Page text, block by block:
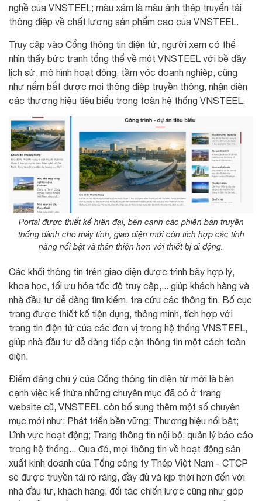
nghề của VNSTEEL; màu xám là màu ánh thép truyển tải
thông điệp về chất lượng sản phẩm cao của VNSTEEL.
Truy cập vào Cổng thông tin điện tử, người xem có thể
nhìn thấy bức tranh tổng thể về một VNSTEEL với bề dầy
lịch sử, mô hình hoạt động, tầm vóc doanh nghiệp, cũng
như nắm bắt được mọi thông điệp truyền thông, nhận diện
các thương hiệu tiêu biểu trong toàn hệ thống VNSTEEL.
Portal được thiết kế hiện đại, bên cạnh các phiên bản truyền
thống dành cho máy tính, giao diện mới còn tích hợp các tính
năng nổi bật và thân thiện hơn với thiết bị di động.
Các khối thông tin trên giao diện được trình bày hợp lý,
khoa học, tối ưu hóa tốc độ truy cập,... giúp khách hàng và
nhà đầu tư dễ dàng tìm kiếm, tra cứu các thông tin. Bố cục
trang được thiết kế tiện dụng, thông minh, tích hợp với
trang tin điện tử của các đơn vị trong hệ thống VNSTEEL,
giúp nhà đầu tư dễ dàng tiếp cận thông tin một cách toàn
diện.
Điểm đáng chú ý của Cổng thông tin điện tử mới là bên
cạnh việc kế thừa những chuyên mục đã có ở trang
website cũ, VNSTEEL còn bổ sung thêm một số chuyên
mục mới như: Phát triển bền vững; Thương hiệu nổi bật;
Lĩnh vực hoạt động; Trang thông tin nội bộ; quản lý báo cáo
trong hệ thống... Qua đó, mọi thông tin về hoạt động sản
xuất kinh doanh của Tổng công ty Thép Việt Nam - CTCP
sẽ được truyền tải rõ ràng, đầy đủ và kịp thời hơn đến với
nhà đầu tư, khách hàng, đối tác chiến lược cũng như góp